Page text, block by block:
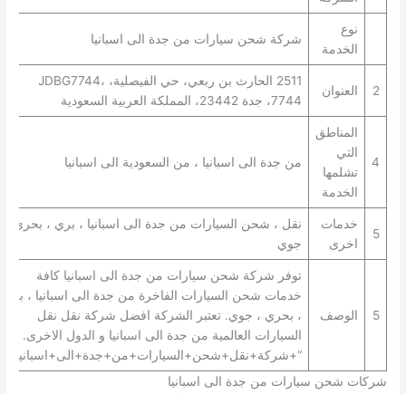
نوع
الخدمة
شركة شحن سيارات من جدة الى اسبانيا
2 العنوان
2511 الحارث بن ربعي، حي الفيصلية، JDBG7744،
7744، جدة 23442، المملكة العربية السعودية
4
المناطق
التي
تشلمها
الخدمة
من جدة الى اسبانيا ، من السعودية الى اسبانيا
5
خدمات
اخرى
نقل ، شحن السيارات من جدة الى اسبانيا ، بري ، بحري ،
جوي
5 الوصف
توفر شركة شحن سيارات من جدة الى اسبانيا كافة
خدمات شحن السيارات الفاخرة من جدة الى اسبانيا ، بري
، بحري ، جوي. تعتبر الشركة افضل شركة نقل نقل
السيارات العالمية من جدة الى اسبانيا و الدول الاخرى.
“+شركة+نقل+شحن+السيارات+من+جدة+الى+اسبانيا+”
شركات شحن سيارات من جدة الى اسبانيا